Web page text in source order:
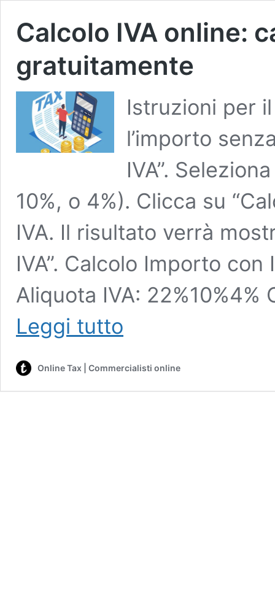
Calcolo IVA online:
gratuitamente
Istruzioni per
l’importo
IVA”.
10%, o 4%). Clicca su
IVA. Il risultato verrà
IVA”. Calcolo Importo
Aliquota IVA:
Leggi tutto
l’IVA
Online Tax | Commercialisti online